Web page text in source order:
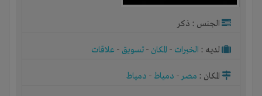
الجنس : ذكر
لديـه : الخبرات - المكان - تسويق - علاقات
المكان : مصر- دمياط- دمياط